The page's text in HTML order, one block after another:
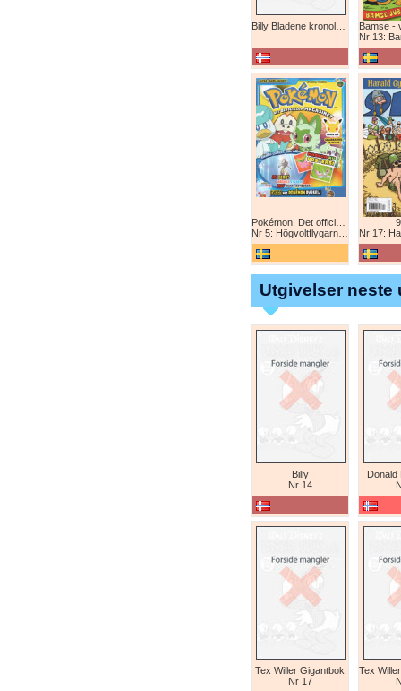
Nr 13: Bamse-
Nr 5: Högvoltflygarna mot Svart Rayquaza!
Nr 17: Harald
Utgivelser neste
Billy
Nr 14
Donald
Tex Willer Gigantbok
Nr 17